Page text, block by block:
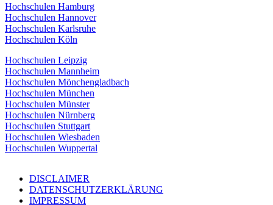
Hochschulen Hamburg
Hochschulen Hannover
Hochschulen Karlsruhe
Hochschulen Köln
Hochschulen Leipzig
Hochschulen Mannheim
Hochschulen Mönchengladbach
Hochschulen München
Hochschulen Münster
Hochschulen Nürnberg
Hochschulen Stuttgart
Hochschulen Wiesbaden
Hochschulen Wuppertal
DISCLAIMER
DATENSCHUTZERKLÄRUNG
IMPRESSUM